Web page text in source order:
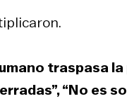
traspasa
“No es